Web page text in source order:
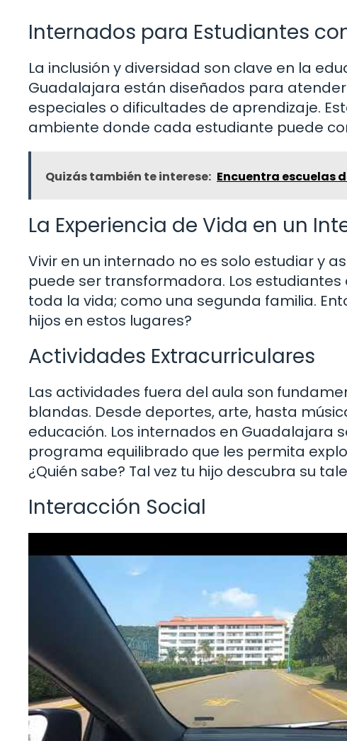
Internados para Estudiantes
La inclusión y diversidad son clave en la
Guadalajara están diseñados para
especiales o dificultades de aprendizaje.
ambiente donde cada estudiante puede
Quizás también te interese: Encuentra escuelas
La Experiencia de Vida en un
Vivir en un internado no es solo estudiar y
puede ser transformadora. Los
toda la vida; como una segunda familia.
hijos en estos lugares?
Actividades Extracurriculares
Las actividades fuera del aula son
blandas. Desde deportes, arte, hasta
educación. Los internados en Guadalajara
programa equilibrado que les permita
¿Quién sabe? Tal vez tu hijo descubra su
Interacción Social